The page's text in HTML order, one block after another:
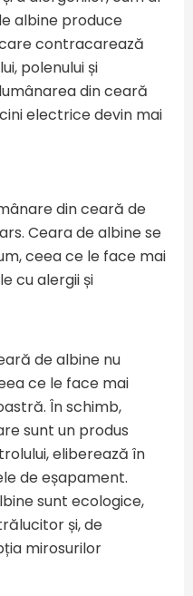
albine produce
contracarează
polenului și
din ceară
electrice devin mai
din ceară de
Ceara de albine se
ceea ce le face mai
cu alergii și
de albine nu
ce le face mai
În schimb,
sunt un produs
eliberează în
de eșapament.
sunt ecologice,
și, de
mirosurilor